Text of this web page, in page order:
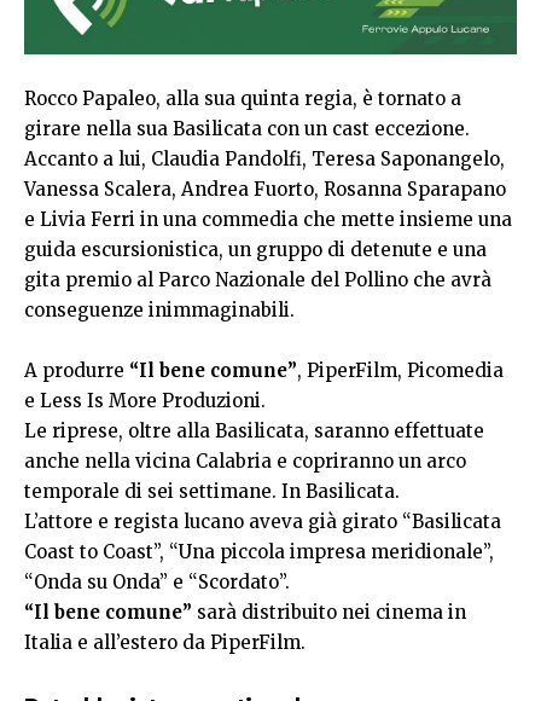
Rocco Papaleo, alla sua quinta regia, è tornato a
girare nella sua Basilicata con un cast eccezione.
Accanto a lui, Claudia Pandolfi, Teresa Saponangelo,
Vanessa Scalera, Andrea Fuorto, Rosanna Sparapano
e Livia Ferri in una commedia che mette insieme una
guida escursionistica, un gruppo di detenute e una
gita premio al Parco Nazionale del Pollino che avrà
conseguenze inimmaginabili.
A produrre “Il bene comune”, PiperFilm, Picomedia
e Less Is More Produzioni.
Le riprese, oltre alla Basilicata, saranno effettuate
anche nella vicina Calabria e copriranno un arco
temporale di sei settimane. In Basilicata.
L’attore e regista lucano aveva già girato “Basilicata
Coast to Coast”, “Una piccola impresa meridionale”,
“Onda su Onda” e “Scordato”.
“Il bene comune” sarà distribuito nei cinema in
Italia e all’estero da PiperFilm.